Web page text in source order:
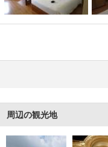
周辺の観光地